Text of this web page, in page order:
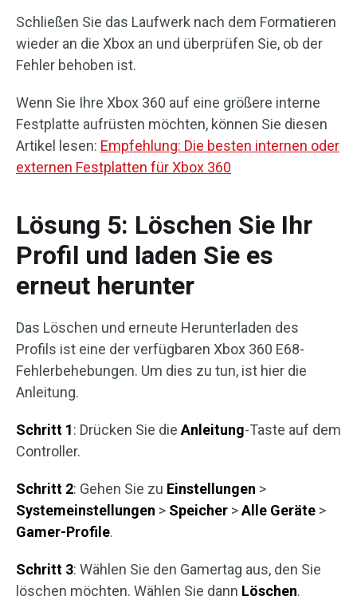
Schließen Sie das Laufwerk nach dem Formatieren
wieder an die Xbox an und überprüfen Sie, ob der
Fehler behoben ist.
Wenn Sie Ihre Xbox 360 auf eine größere interne
Festplatte aufrüsten möchten, können Sie diesen
Artikel lesen: Empfehlung: Die besten internen oder
externen Festplatten für Xbox 360
Lösung 5: Löschen Sie Ihr
Profil und laden Sie es
erneut herunter
Das Löschen und erneute Herunterladen des
Profils ist eine der verfügbaren Xbox 360 E68-
Fehlerbehebungen. Um dies zu tun, ist hier die
Anleitung.
Schritt 1: Drücken Sie die Anleitung-Taste auf dem
Controller.
Schritt 2: Gehen Sie zu Einstellungen >
Systemeinstellungen > Speicher >Alle Geräte >
Gamer-Profile.
Schritt 3: Wählen Sie den Gamertag aus, den Sie
löschen möchten. Wählen Sie dann Löschen.